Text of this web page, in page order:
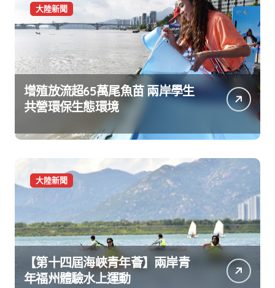
大陸新聞
增殖放流超65萬尾魚苗 兩岸學生
共營環保生態環境
大陸新聞
【第十四屆海峽青年薈】兩岸青
年福州體驗水上運動